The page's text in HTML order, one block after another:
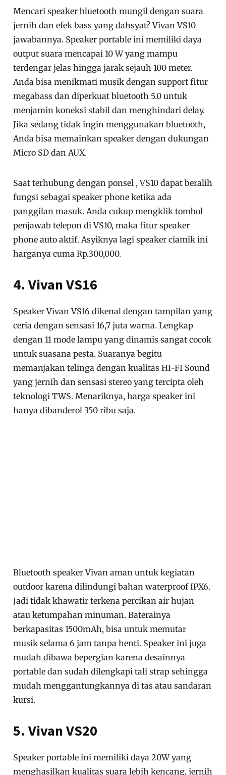
Mencari speaker bluetooth mungil dengan suara
jernih dan efek bass yang dahsyat? Vivan VS10
jawabannya. Speaker portable ini memiliki daya
output suara mencapai 10 W yang mampu
terdengar jelas hingga jarak sejauh 100 meter.
Anda bisa menikmati musik dengan support fitur
megabass dan diperkuat bluetooth 5.0 untuk
menjamin koneksi stabil dan menghindari delay.
Jika sedang tidak ingin menggunakan bluetooth,
Anda bisa memainkan speaker dengan dukungan
Micro SD dan AUX.
Saat terhubung dengan ponsel , VS10 dapat beralih
fungsi sebagai speaker phone ketika ada
panggilan masuk. Anda cukup mengklik tombol
penjawab telepon di VS10, maka fitur speaker
phone auto aktif. Asyiknya lagi speaker ciamik ini
harganya cuma Rp.300,000.
4. Vivan VS16
Speaker Vivan VS16 dikenal dengan tampilan yang
ceria dengan sensasi 16,7 juta warna. Lengkap
dengan 11 mode lampu yang dinamis sangat cocok
untuk suasana pesta. Suaranya begitu
memanjakan telinga dengan kualitas HI-FI Sound
yang jernih dan sensasi stereo yang tercipta oleh
teknologi TWS. Menariknya, harga speaker ini
hanya dibanderol 350 ribu saja.
Bluetooth speaker Vivan aman untuk kegiatan
outdoor karena dilindungi bahan waterproof IPX6.
Jadi tidak khawatir terkena percikan air hujan
atau ketumpahan minuman. Baterainya
berkapasitas 1500mAh, bisa untuk memutar
musik selama 6 jam tanpa henti. Speaker ini juga
mudah dibawa bepergian karena desainnya
portable dan sudah dilengkapi tali strap sehingga
mudah menggantungkannya di tas atau sandaran
kursi.
5. Vivan VS20
Speaker portable ini memiliki daya 20W yang
menghasilkan kualitas suara lebih kencang, jernih